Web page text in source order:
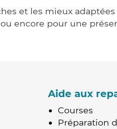
et les mieux adaptées
encore pour une
Aide aux
Courses
Préparation